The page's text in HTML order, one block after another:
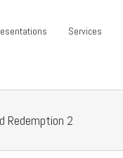
Services
Redemption 2